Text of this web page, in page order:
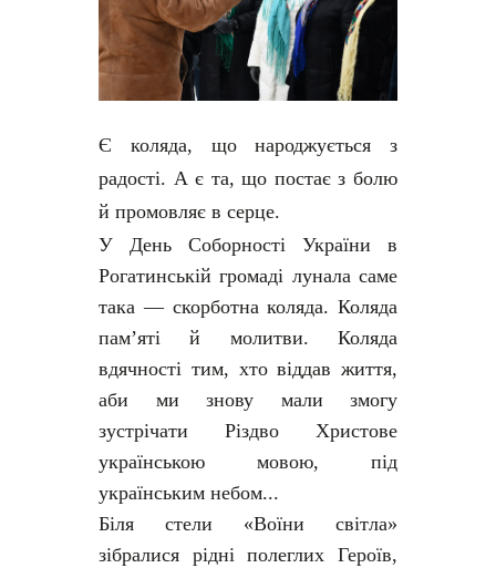
Є коляда, що народжується з
радості. А є та, що постає з болю
й промовляє в серце.
У День Соборності України в
Рогатинській громаді лунала саме
така — скорботна коляда. Коляда
пам’яті й молитви. Коляда
вдячності тим, хто віддав життя,
аби ми знову мали змогу
зустрічати Різдво Христове
українською мовою, під
українським небом...
Біля стели «Воїни світла»
зібралися рідні полеглих Героїв,